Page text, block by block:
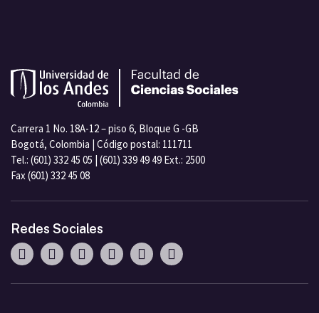
Carrera 1 No. 18A-12 – piso 6, Bloque G -GB
Bogotá, Colombia | Código postal: 111711
Tel.: (601) 332 45 05 | (601) 339 49 49 Ext.: 2500
Fax (601) 332 45 08
Redes Sociales